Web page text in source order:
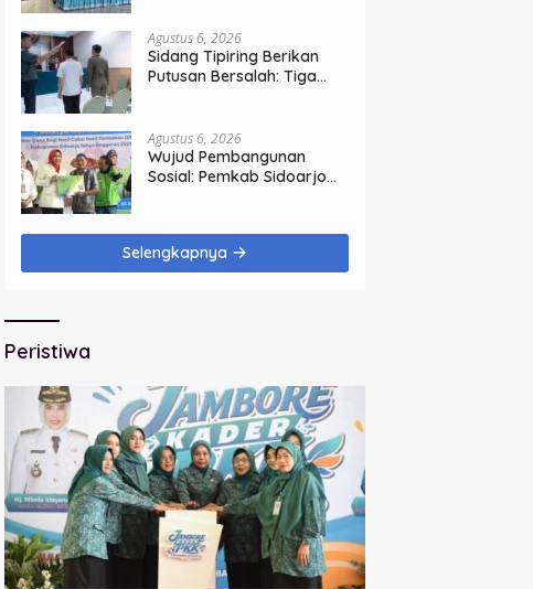
Agustus 6, 2026
Sidang Tipiring Berikan
Putusan Bersalah: Tiga
Dimusnahkan
Agustus 6, 2026
Wujud Pembangunan
Sosial: Pemkab Sidoarjo
Ketenagakerjaan
Selengkapnya
Peristiwa